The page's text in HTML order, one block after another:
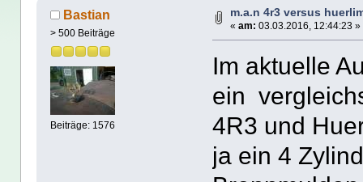
Bastian
> 500 Beiträge
Beiträge: 1576
m.a.n 4r3 versus
« am: 03.03.2016, 12:44:23 »
Im aktuelle
ein
4R3 und
ja ein 4